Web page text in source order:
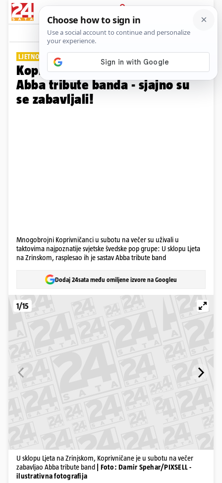
PRIJAVA
Galerija Komentari
LJETNO DRUŽENJE
Koprivnica plesala u taktovima
Abba tribute banda - sjajno su
se zabavljali!
Mnogobrojni Koprivničanci u subotu na večer su uživali u
taktovima najpoznatije svjetske švedske pop grupe: U sklopu Ljeta
na Zrinskom, rasplesao ih je sastav Abba tribute band
Dodaj 24sata među omiljene izvore na Googleu
1/15
U sklopu Ljeta na Zrinjskom, Koprivničane je u subotu na večer
zabavljao Abba tribute band
| Foto: Damir Spehar/PIXSELL -
ilustrativna fotografija